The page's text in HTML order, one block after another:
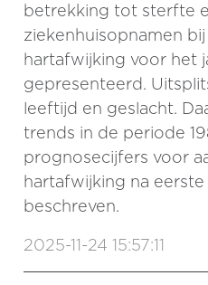
betrekking tot sterfte
ziekenhuisopnamen
hartafwijking voor het
gepresenteerd.
leeftijd en geslacht.
trends in de periode
prognosecijfers voor
hartafwijking na
beschreven.
2025-11-24 15:57:11